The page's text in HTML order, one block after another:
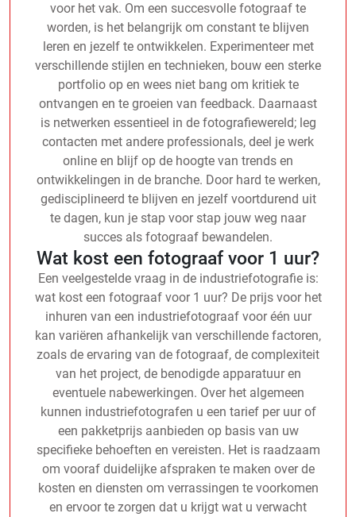
voor het vak. Om een succesvolle fotograaf te
worden, is het belangrijk om constant te blijven
leren en jezelf te ontwikkelen. Experimenteer met
verschillende stijlen en technieken, bouw een sterke
portfolio op en wees niet bang om kritiek te
ontvangen en te groeien van feedback. Daarnaast
is netwerken essentieel in de fotografiewereld; leg
contacten met andere professionals, deel je werk
online en blijf op de hoogte van trends en
ontwikkelingen in de branche. Door hard te werken,
gedisciplineerd te blijven en jezelf voortdurend uit
te dagen, kun je stap voor stap jouw weg naar
succes als fotograaf bewandelen.
Wat kost een fotograaf voor 1 uur?
Een veelgestelde vraag in de industriefotografie is:
wat kost een fotograaf voor 1 uur? De prijs voor het
inhuren van een industriefotograaf voor één uur
kan variëren afhankelijk van verschillende factoren,
zoals de ervaring van de fotograaf, de complexiteit
van het project, de benodigde apparatuur en
eventuele nabewerkingen. Over het algemeen
kunnen industriefotografen u een tarief per uur of
een pakketprijs aanbieden op basis van uw
specifieke behoeften en vereisten. Het is raadzaam
om vooraf duidelijke afspraken te maken over de
kosten en diensten om verrassingen te voorkomen
en ervoor te zorgen dat u krijgt wat u verwacht